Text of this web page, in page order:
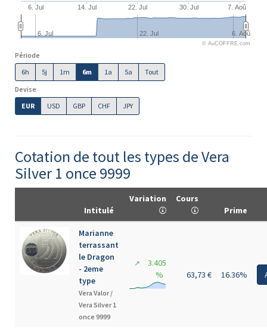
6. Jul 14. Jul 22. Jul 30. Jul 7. Aoû
6. Jul 22. Jul 6. Aoû
© AuCOFFRE.com
Période
6h
5j 1m 6m 1a 5a
Tout
Devise
EUR
USD GBP CHF JPY
Cotation de tout les types de Vera
Silver 1 once 9999
Intitulé
Variation
Cours
Prime
Marianne
terrassant
le Dragon
- 2eme
type
Vera Valor /
Vera Silver 1
once 9999
↗
3.405
%
63,73 € 16.36%